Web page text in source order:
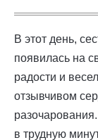
В этот день,
появилась на
радости и
отзывчивом
в трудную